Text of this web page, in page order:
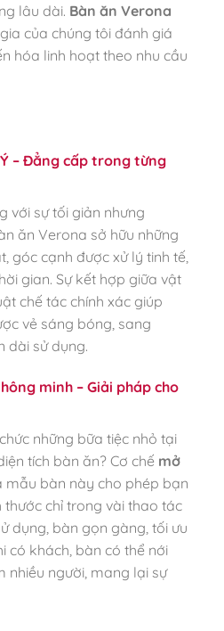
lâu dài. Bàn ăn Verona
của chúng tôi đánh giá
hóa linh hoạt theo nhu cầu
– Đẳng cấp trong từng
với sự tối giản nhưng
ăn Verona sở hữu những
góc cạnh được xử lý tinh tế,
gian. Sự kết hợp giữa vật
chế tác chính xác giúp
vẻ sáng bóng, sang
dài sử dụng.
minh – Giải pháp cho
những bữa tiệc nhỏ tại
tích bàn ăn? Cơ chế mở
mẫu bàn này cho phép bạn
chỉ trong vài thao tác
dụng, bàn gọn gàng, tối ưu
có khách, bàn có thể nới
nhiều người, mang lại sự